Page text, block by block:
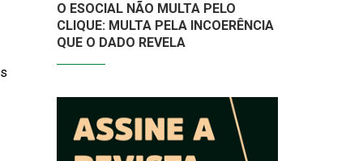
O ESOCIAL NÃO MULTA PELO
CLIQUE: MULTA PELA INCOERÊNCIA
QUE O DADO REVELA